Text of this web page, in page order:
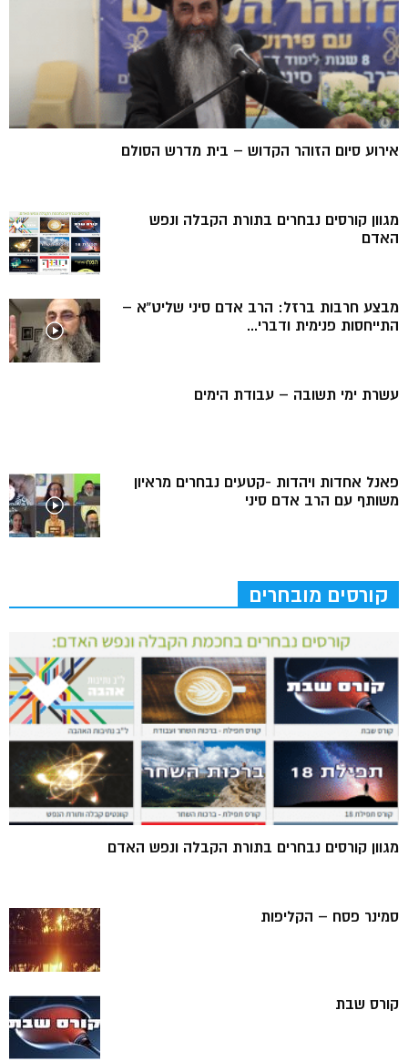
אירוע סיום הזוהר הקדוש – בית מדרש הסולם
מגוון קורסים נבחרים בתורת הקבלה ונפש
האדם
מבצע חרבות ברזל: הרב אדם סיני שליט”א –
התייחסות פנימית ודברי...
עשרת ימי תשובה – עבודת הימים
פאנל אחדות ויהדות -קטעים נבחרים מראיון
משותף עם הרב אדם סיני
קורסים מובחרים
מגוון קורסים נבחרים בתורת הקבלה ונפש האדם
סמינר פסח – הקליפות
קורס שבת